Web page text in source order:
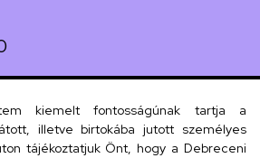
alt.unideb.hu
kiemelt fontosságúnak tartja a
illetve birtokába jutott személyes
tájékoztatjuk Önt, hogy a Debreceni